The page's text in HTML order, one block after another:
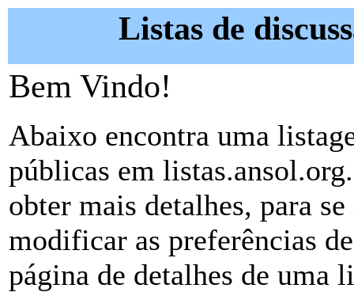
Listas de
Bem Vindo!
Abaixo encontra uma
públicas em
obter mais detalhes, para
modificar as preferências
página de detalhes de uma